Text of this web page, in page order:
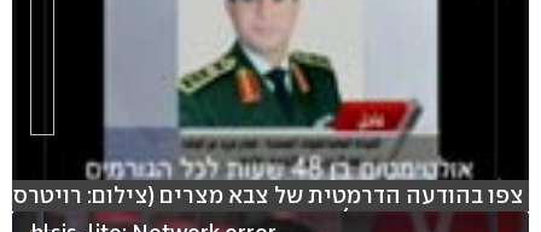
צפו בהודעה הדרמטית של צבא מצרים (צילום: רויטרס
עריכה: אוהד פיטר)